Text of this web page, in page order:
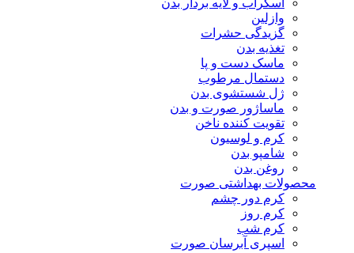
اسکراب و لایه بردار بدن
وازلین
گزیدگی حشرات
تغذیه بدن
ماسک دست و پا
دستمال مرطوب
ژل شستشوی بدن
ماساژور صورت و بدن
تقویت کننده ناخن
کرم و لوسیون
شامپو بدن
روغن بدن
محصولات بهداشتی صورت
کرم دور چشم
کرم روز
کرم شب
اسپری آبرسان صورت